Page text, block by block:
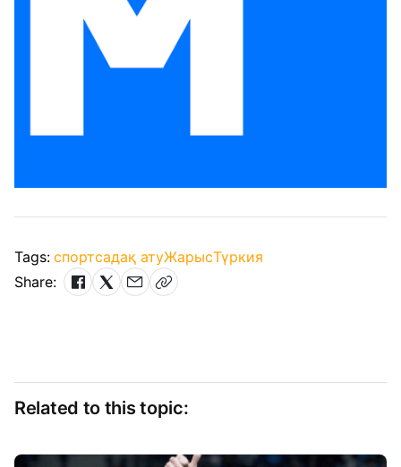
Tags: спортсадақ атуЖарысТүркия
Share:
Related to this topic: